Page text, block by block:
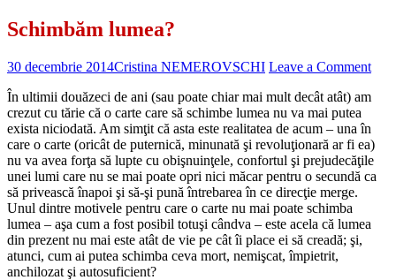
Schimbăm lumea?
30 decembrie 2014Cristina NEMEROVSCHI Leave a Comment
În ultimii douăzeci de ani (sau poate chiar mai mult decât atât) am
crezut cu tărie că o carte care să schimbe lumea nu va mai putea
exista niciodată. Am simţit că asta este realitatea de acum – una în
care o carte (oricât de puternică, minunată şi revoluţionară ar fi ea)
nu va avea forţa să lupte cu obişnuinţele, confortul şi prejudecăţile
unei lumi care nu se mai poate opri nici măcar pentru o secundă ca
să privească înapoi şi să-şi pună întrebarea în ce direcţie merge.
Unul dintre motivele pentru care o carte nu mai poate schimba
lumea – aşa cum a fost posibil totuşi cândva – este acela că lumea
din prezent nu mai este atât de vie pe cât îi place ei să creadă; şi,
atunci, cum ai putea schimba ceva mort, nemişcat, împietrit,
anchilozat şi autosuficient?